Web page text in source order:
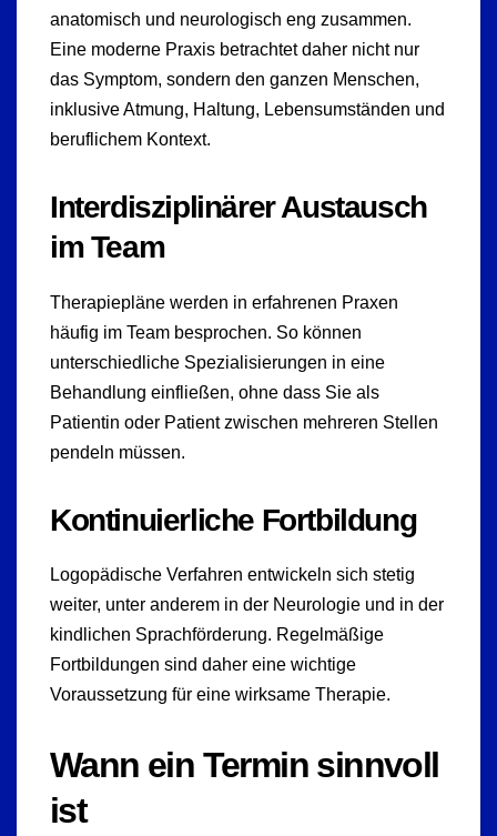
anatomisch und neurologisch eng zusammen.
Eine moderne Praxis betrachtet daher nicht nur
das Symptom, sondern den ganzen Menschen,
inklusive Atmung, Haltung, Lebensumständen und
beruflichem Kontext.
Interdisziplinärer Austausch
im Team
Therapiepläne werden in erfahrenen Praxen
häufig im Team besprochen. So können
unterschiedliche Spezialisierungen in eine
Behandlung einfließen, ohne dass Sie als
Patientin oder Patient zwischen mehreren Stellen
pendeln müssen.
Kontinuierliche Fortbildung
Logopädische Verfahren entwickeln sich stetig
weiter, unter anderem in der Neurologie und in der
kindlichen Sprachförderung. Regelmäßige
Fortbildungen sind daher eine wichtige
Voraussetzung für eine wirksame Therapie.
Wann ein Termin sinnvoll
ist